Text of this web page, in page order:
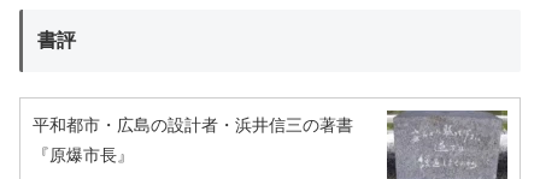
書評
平和都市・広島の設計者・浜井信三の著書
『原爆市長』